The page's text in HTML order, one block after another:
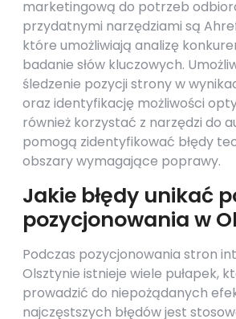
marketingową do potrzeb
przydatnymi narzędziami są
które umożliwiają analizę
badanie słów kluczowych.
śledzenie pozycji strony w
oraz identyfikację możliwości
również korzystać z narzędzi do
pomogą zidentyfikować błędy
obszary wymagające poprawy.
Jakie błędy unikać
pozycjonowania w
Podczas pozycjonowania stron
Olsztynie istnieje wiele pułapek,
prowadzić do niepożądanych
najczęstszych błędów jest